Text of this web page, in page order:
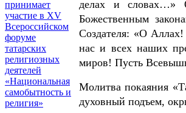
принимает
участие в XV
Всероссийском
форуме
татарских
религиозных
деятелей
«Национальная
самобытность и
религия»
делах и словах…»
Божественным
Создателя: «О
нас и всех наших
миров! Пусть
Молитва покаяния
духовный подъем,